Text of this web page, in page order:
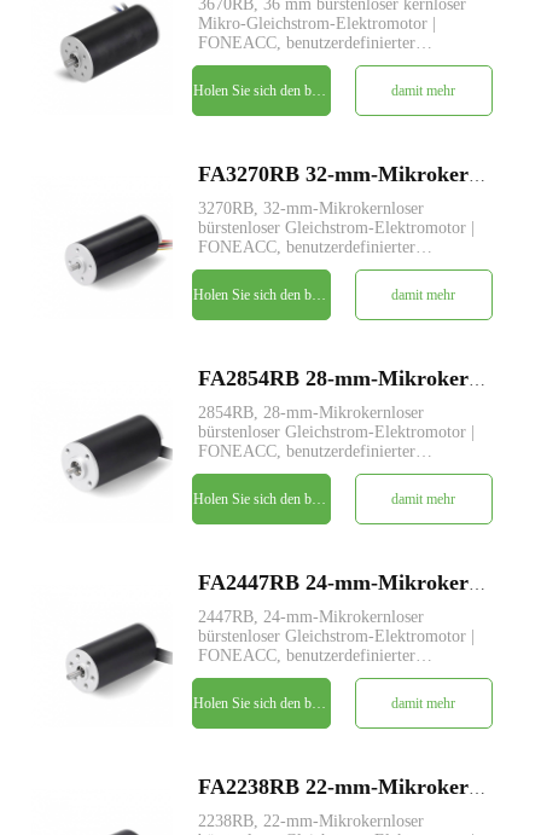
3670RB, 36 mm bürstenloser kernloser
Mikro-Gleichstrom-Elektromotor |
FONEACC, benutzerdefinierter
Parameterdienst verfügbar.
damit mehr
3270RB, 32-mm-Mikrokernloser
bürstenloser Gleichstrom-Elektromotor |
FONEACC, benutzerdefinierter
Parameterdienst verfügbar.
damit mehr
2854RB, 28-mm-Mikrokernloser
bürstenloser Gleichstrom-Elektromotor |
FONEACC, benutzerdefinierter
Parameterdienst verfügbar.
damit mehr
2447RB, 24-mm-Mikrokernloser
bürstenloser Gleichstrom-Elektromotor |
FONEACC, benutzerdefinierter
Parameterdienst verfügbar.
damit mehr
2238RB, 22-mm-Mikrokernloser